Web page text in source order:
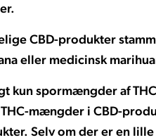
CBD-produkter
eller medicinsk
kun spormængder af
mængder i CBD-
Selv om der er en